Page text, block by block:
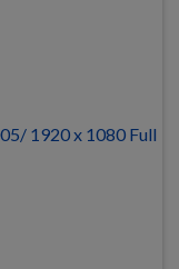
1920 x 1080 Full